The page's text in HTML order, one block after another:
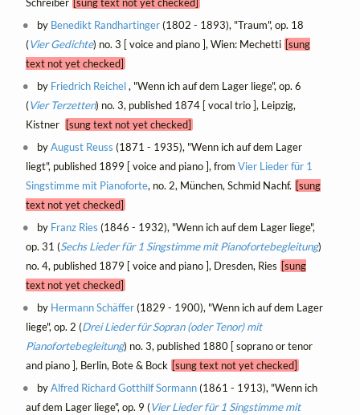
by Benedikt Randhartinger(1802 - 1893), "Traum", op. 18
(Vier Gedichte) no. 3 [ voice and piano ], Wien: Mechetti [sung
text not yet checked]
by Friedrich Reichel, "Wenn ich auf dem Lager liege", op. 6
(Vier Terzetten) no. 3, published 1874 [ vocal trio ], Leipzig,
Kistner
[sung text not yet checked]
byAugust Reuss (1871 - 1935), "Wenn ich auf dem Lager
liegt", published 1899 [ voice and piano ], from Vier Lieder für 1
Singstimme mit Pianoforte, no. 2, München, Schmid Nachf. [sung
text not yet checked]
by Franz Ries (1846 - 1932), "Wenn ich auf dem Lager liege",
op. 31 (Sechs Lieder für 1 Singstimme mit Pianofortebegleitung)
no. 4, published 1879 [ voice and piano ], Dresden, Ries [sung
text not yet checked]
by Hermann Schäffer(1829 - 1900), "Wenn ich auf dem Lager
liege", op. 2 (Drei Lieder für Sopran (oder Tenor) mit
Pianofortebegleitung) no. 3, published 1880 [ soprano or tenor
and piano ], Berlin, Bote & Bock [sung text not yet checked]
byAlfred Richard Gotthilf Sormann(1861 - 1913), "Wenn ich
auf dem Lager liege", op. 9 (Vier Lieder für 1 Singstimme mit